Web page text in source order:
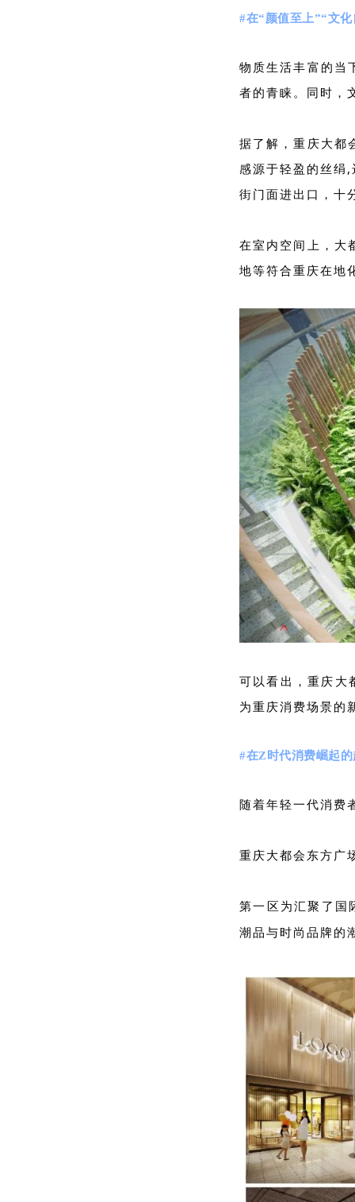
#在“颜值至上”“文
物质生活丰富的当
者的青睐。同时，
据了解，重庆大都
感源于轻盈 的丝绢
街门面进出 口，十
在室内空间上，大
地等符合重庆在地
可以看出，重庆大
为重庆消费场景的
#在Z时代消费崛起
随着年轻一代消费
重庆大都会东方广
第一区为汇聚了国
潮品与时尚品牌的